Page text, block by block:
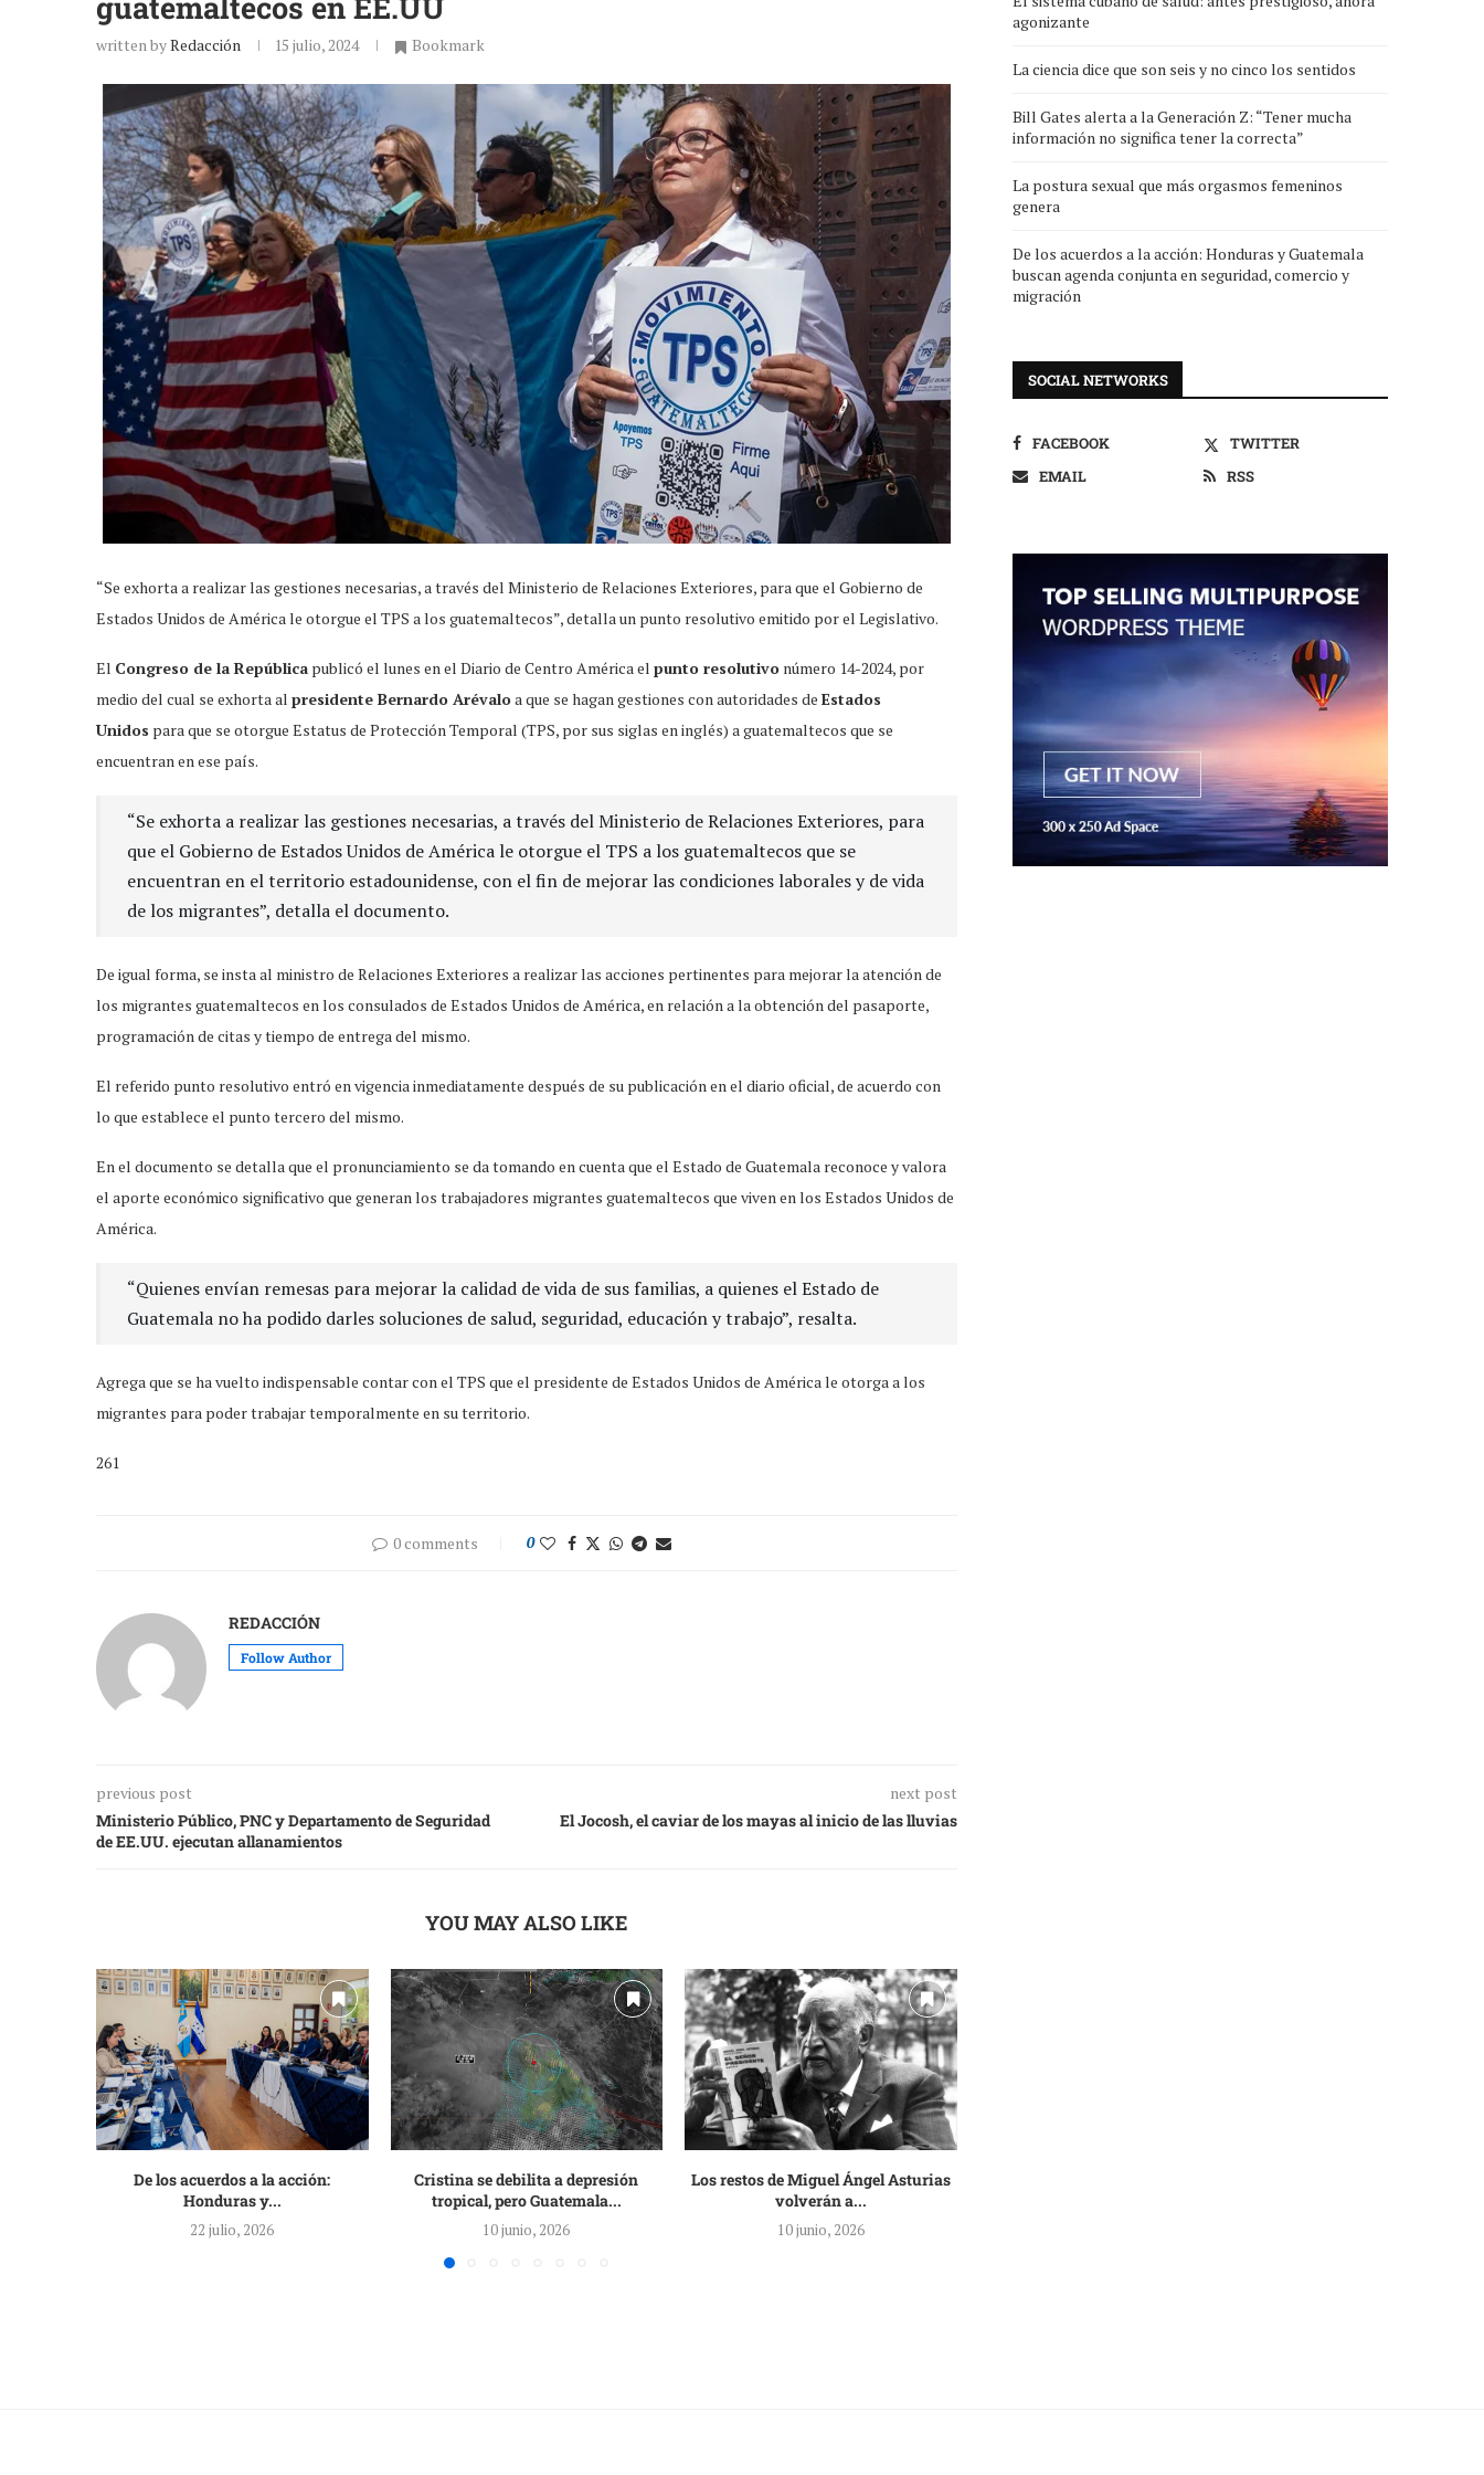
written byRedacción 15 julio, 2024 Bookmark
“Se exhorta a realizar las gestiones necesarias, a través del Ministerio de Relaciones Exteriores, para que el Gobierno de
Estados Unidos de América le otorgue el TPS a los guatemaltecos”, detalla un punto resolutivo emitido por el Legislativo.
El Congreso de la República publicó el lunes en el Diario de Centro América el punto resolutivo número 14-2024, por
medio del cual se exhorta al presidente Bernardo Arévaloa que se hagan gestiones con autoridades de Estados
Unidos para que se otorgue Estatus de Protección Temporal (TPS, por sus siglas en inglés) a guatemaltecos que se
encuentran en ese país.
“Se exhorta a realizar las gestiones necesarias, a través del Ministerio de Relaciones Exteriores, para
que el Gobierno de Estados Unidos de América le otorgue el TPS a los guatemaltecos que se
encuentran en el territorio estadounidense, con el fin de mejorar las condiciones laborales y de vida
de los migrantes”, detalla el documento.
De igual forma, se insta al ministro de Relaciones Exteriores a realizar las acciones pertinentes para mejorar la atención de
los migrantes guatemaltecos en los consulados de Estados Unidos de América, en relación a la obtención del pasaporte,
programación de citas y tiempo de entrega del mismo.
El referido punto resolutivo entró en vigencia inmediatamente después de su publicación en el diario oficial, de acuerdo con
lo que establece el punto tercero del mismo.
En el documento se detalla que el pronunciamiento se da tomando en cuenta que el Estado de Guatemala reconoce y valora
el aporte económico significativo que generan los trabajadores migrantes guatemaltecos que viven en los Estados Unidos de
América.
“Quienes envían remesas para mejorar la calidad de vida de sus familias, a quienes el Estado de
Guatemala no ha podido darles soluciones de salud, seguridad, educación y trabajo”, resalta.
Agrega que se ha vuelto indispensable contar con el TPS que el presidente de Estados Unidos de América le otorga a los
migrantes para poder trabajar temporalmente en su territorio.
261
0 comments 0
REDACCIÓN
Follow Author
previous post
Ministerio Público, PNC y Departamento de Seguridad
de EE.UU. ejecutan allanamientos
next post
El Jocosh, el caviar de los mayas al inicio de las lluvias
YOU MAY ALSO LIKE
De los acuerdos a la acción:
Honduras y...
22 julio, 2026
Cristina se debilita a depresión
tropical, pero Guatemala...
10 junio, 2026
Los restos de Miguel Ángel Asturias
volverán a...
10 junio, 2026
agonizante
La ciencia dice que son seis y no cinco los sentidos
Bill Gates alerta a la Generación Z: “Tener mucha
información no significa tener la correcta”
La postura sexual que más orgasmos femeninos
genera
De los acuerdos a la acción: Honduras y Guatemala
buscan agenda conjunta en seguridad, comercio y
migración
SOCIAL NETWORKS
FACEBOOK
TWITTER
EMAIL
RSS